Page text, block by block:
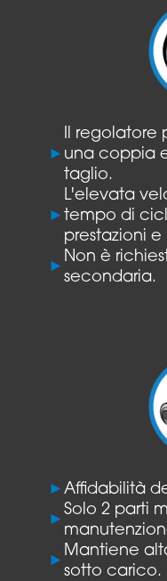
►
Il regolatore
una coppia
taglio.
►
L'elevata
tempo di
prestazioni
►
Non è
secondaria.
► Affidabilità
►
Solo 2 parti
►
Mantiene
sotto carico.